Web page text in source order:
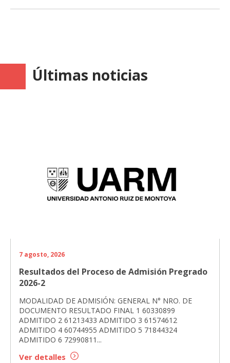
Últimas noticias
7 agosto, 2026
Resultados del Proceso de Admisión Pregrado
2026-2
MODALIDAD DE ADMISIÓN: GENERAL N° NRO. DE
DOCUMENTO RESULTADO FINAL 1 60330899
ADMITIDO 2 61213433 ADMITIDO 3 61574612
ADMITIDO 4 60744955 ADMITIDO 5 71844324
ADMITIDO 6 72990811...
Ver detalles